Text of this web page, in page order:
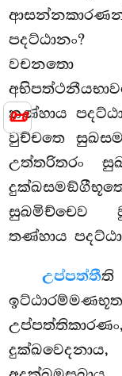
📜
පදට්ඨානං?
වචනතො
තණ්හාය
වුච්චතෙ
උත්තරිතරං
සුඛමිච්චෙව
තණ්හාය
උප්පත්තී